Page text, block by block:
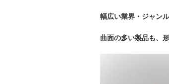
幅広い業界・ジャン
曲面の多い製品も、